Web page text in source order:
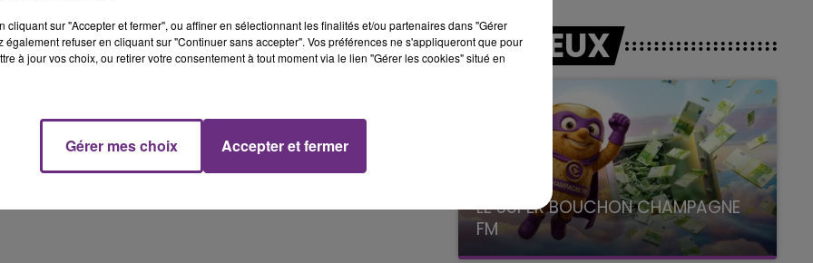
LE MAGASIN JOUÉCLUB DE REIMS FERME
SES PORTES
LES JEUX
LE SUPER BOUCHON CHAMPAGNE
FM
avec La Famille Champagne FM, à 8H10
cliquant sur "Accepter et fermer", ou affiner en sélectionnant les finalités et/ou partenaires dans "Gérer
également refuser en cliquant sur "Continuer sans accepter". Vos préférences ne s'appliqueront que pour
à jour vos choix, ou retirer votre consentement à tout moment via le lien "Gérer les cookies" situé en
Gérer mes choix Accepter et fermer